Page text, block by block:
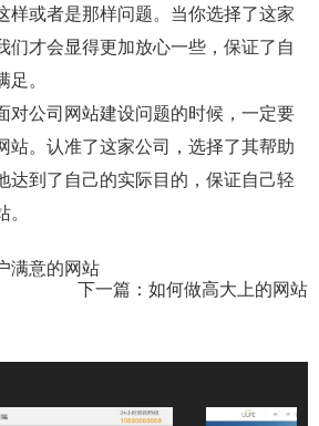
样或者是那样问题。当你选择了这家
们才会显得更加放心一些，保证了自
。
公司网站建设问题的时候，一定要
站。认准了这家公司，选择了其帮助
达到了自己的实际目的，保证自己轻
满意的网站
下一篇： 如何做高大上的网站